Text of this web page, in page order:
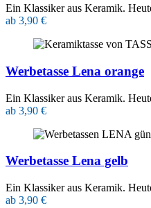
Ein Klassiker aus Keramik.
ab 3,90 €
Werbetasse Lena orange
Ein Klassiker aus Keramik.
ab 3,90 €
Werbetasse Lena gelb
Ein Klassiker aus Keramik.
ab 3,90 €